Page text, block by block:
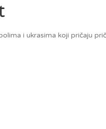
i ukrasima koji pričaju